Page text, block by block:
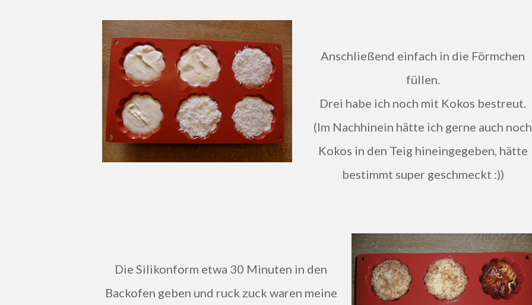
Anschließend einfach in die Förmchen
füllen.
Drei habe ich noch mit Kokos bestreut.
(Im Nachhinein hätte ich gerne auch noch
Kokos in den Teig hineingegeben, hätte
bestimmt super geschmeckt :))
Die Silikonform etwa 30 Minuten in den
Backofen geben und ruck zuck waren meine